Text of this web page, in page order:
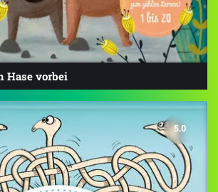
Hase vorbei
5.0